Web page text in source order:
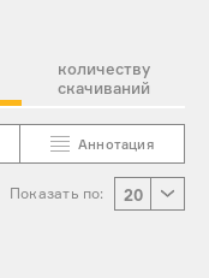
количеству
скачиваний
Аннотация
Показать по: 20